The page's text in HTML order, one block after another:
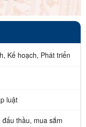
Kế hoạch, Phát triển
luật
thầu, mua sắm